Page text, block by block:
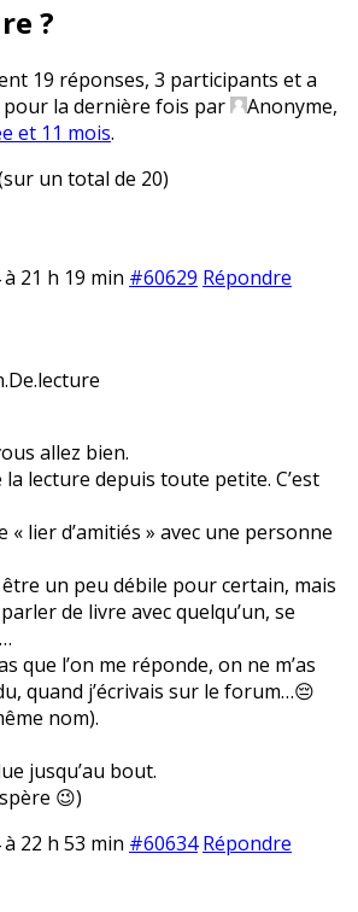
?
19 réponses, 3 participants et a
la dernière fois par
Anonyme,
et 11 mois.
un total de 20)
21 h 19 min #60629 Répondre
allez bien.
la lecture depuis toute petite. C’est
« lier d’amitiés » avec une personne
un peu débile pour certain, mais
de livre avec quelqu’un, se
que l’on me réponde, on ne m’as
quand j’écrivais sur le forum…😔
nom).
jusqu’au bout.
😉)
22 h 53 min #60634 Répondre